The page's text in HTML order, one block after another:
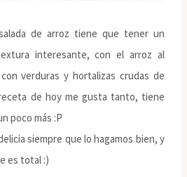
de arroz tiene que tener un
interesante, con el arroz al
verduras y hortalizas crudas de
de hoy me gusta tanto, tiene
poco más :P
siempre que lo hagamos bien, y
es total :)